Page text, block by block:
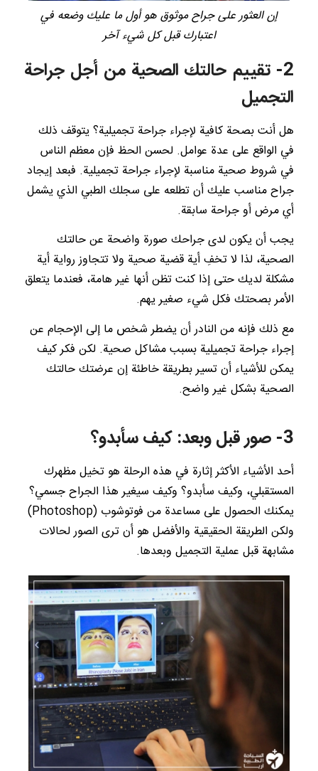
إن العثور على جراح موثوق هو أول ما عليك وضعه في
اعتبارك قبل كل شيء آخر
2- تقييم حالتك الصحية من أجل جراحة
التجميل
هل أنت بصحة كافية لإجراء جراحة تجميلية؟ يتوقف ذلك
في الواقع على عدة عوامل. لحسن الحظ فإن معظم الناس
في شروط صحية مناسبة لإجراء جراحة تجميلية. فبعد إيجاد
جراح مناسب عليك أن تطلعه على سجلك الطبي الذي يشمل
أي مرض أو جراحة سابقة.
يجب أن يكون لدى جراحك صورة واضحة عن حالتك
الصحية، لذا لا تخفِ أية قضية صحية ولا تتجاوز رواية أية
مشكلة لديك حتى إذا كنت تظن أنها غير هامة، فعندما يتعلق
الأمر بصحتك فكل شيء صغير يهم.
مع ذلك فإنه من النادر أن يضطر شخص ما إلى الإحجام عن
إجراء جراحة تجميلية بسبب مشاكل صحية. لكن فكر كيف
يمكن للأشياء أن تسير بطريقة خاطئة إن عرضتك حالتك
الصحية بشكل غير واضح.
3- صور قبل وبعد: كيف سأبدو؟
أحد الأشياء الأكثر إثارة في هذه الرحلة هو تخيل مظهرك
المستقبلي، وكيف سأبدو؟ وكيف سيغير هذا الجراح جسمي؟
يمكنك الحصول على مساعدة من فوتوشوب (Photoshop)
ولكن الطريقة الحقيقية والأفضل هو أن ترى الصور لحالات
مشابهة قبل عملية التجميل وبعدها.